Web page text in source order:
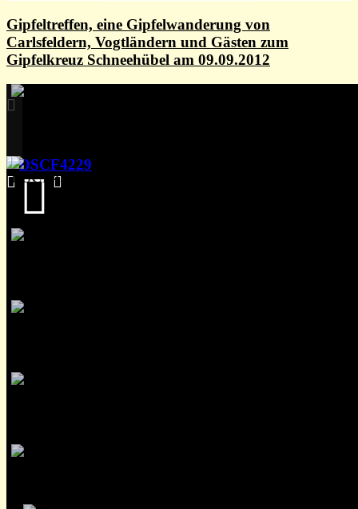
Gipfeltreffen, eine Gipfelwanderung von
Carlsfeldern, Vogtländern und Gästen zum
Gipfelkreuz Schneehübel am 09.09.2012